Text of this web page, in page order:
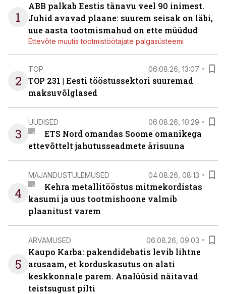
1
ABB palkab Eestis tänavu veel 90 inimest.
Juhid avavad plaane: suurem seisak on läbi,
uue aasta tootmismahud on ette müüdud
Ettevõte muutis tootmistöötajate palgasüsteemi
2
TOP 06.08.26, 13:07
TOP 231 | Eesti tööstussektori suuremad
maksuvõlglased
3
UUDISED 06.08.26, 10:29
ETS Nord omandas Soome omanikega
ettevõttelt jahutusseadmete ärisuuna
4
MAJANDUSTULEMUSED 04.08.26, 08:13
Kehra metallitööstus mitmekordistas
kasumi ja uus tootmishoone valmib
plaanitust varem
5
ARVAMUSED 06.08.26, 09:03
Kaupo Karba: pakendidebatis levib lihtne
arusaam, et korduskasutus on alati
keskkonnale parem. Analüüsid näitavad
teistsugust pilti